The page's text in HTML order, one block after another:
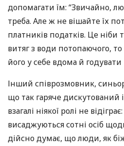
допомагати їм: “Звичайно,
треба. Але ж не вішайте їх
платників податків. Це ніби
витяг з води потопаючого,
його у себе вдома й годувати
Інший співрозмовник,
що так гаряче дискутований
взагалі ніякої ролі не
висаджуються сотні осіб
дійсно думає, що люди, як